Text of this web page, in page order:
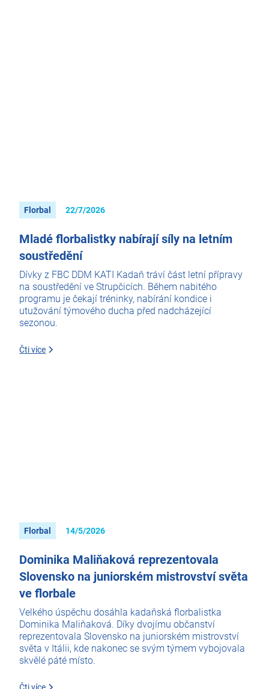
Florbal 22/7/2026
Mladé florbalistky nabírají síly na letním
soustředění
Dívky z FBC DDM KATI Kadaň tráví část letní přípravy
na soustředění ve Strupčicích. Během nabitého
programu je čekají tréninky, nabírání kondice i
utužování týmového ducha před nadcházející
sezonou.
Čti více
Florbal 14/5/2026
Dominika Maliňaková reprezentovala
Slovensko na juniorském mistrovství světa
ve florbale
Velkého úspěchu dosáhla kadaňská florbalistka
Dominika Maliňaková. Díky dvojímu občanství
reprezentovala Slovensko na juniorském mistrovství
světa v Itálii, kde nakonec se svým týmem vybojovala
skvělé páté místo.
Čti více